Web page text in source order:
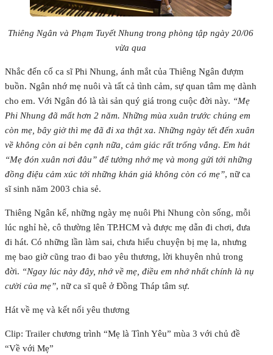
Thiêng Ngân và Phạm Tuyết Nhung trong phòng tập ngày 20/06
vừa qua
Nhắc đến cố ca sĩ Phi Nhung, ánh mắt của Thiêng Ngân đượm
buồn. Ngân nhớ mẹ nuôi và tất cả tình cảm, sự quan tâm mẹ dành
cho em. Với Ngân đó là tài sản quý giá trong cuộc đời này. “Mẹ
Phi Nhung đã mất hơn 2 năm. Những mùa xuân trước chúng em
còn mẹ, bây giờ thì mẹ đã đi xa thật xa. Những ngày tết đến xuân
về không còn ai bên cạnh nữa, cảm giác rất trống vắng. Em hát
“Mẹ đón xuân nơi đâu” để tưởng nhớ mẹ và mong gửi tới những
đồng điệu cảm xúc tới những khán giả không còn có mẹ”, nữ ca
sĩ sinh năm 2003 chia sẻ.
Thiêng Ngân kể, những ngày mẹ nuôi Phi Nhung còn sống, mỗi
lúc nghỉ hè, cô thường lên TP.HCM và được mẹ dẫn đi chơi, đưa
đi hát. Có những lần làm sai, chưa hiểu chuyện bị mẹ la, nhưng
mẹ bao giờ cũng trao đi bao yêu thương, lời khuyên nhủ trong
đời. “Ngay lúc này đây, nhớ về mẹ, điều em nhớ nhất chính là nụ
cười của mẹ”, nữ ca sĩ quê ở Đồng Tháp tâm sự.
Hát về mẹ và kết nối yêu thương
Clip: Trailer chương trình “Mẹ là Tình Yêu” mùa 3 với chủ đề
“Về với Mẹ”